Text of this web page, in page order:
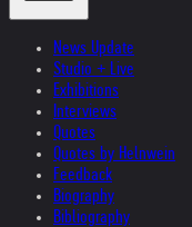
News Update
Studio + Live
Exhibitions
Interviews
Quotes
Quotes by Helnwein
Feedback
Biography
Bibliography